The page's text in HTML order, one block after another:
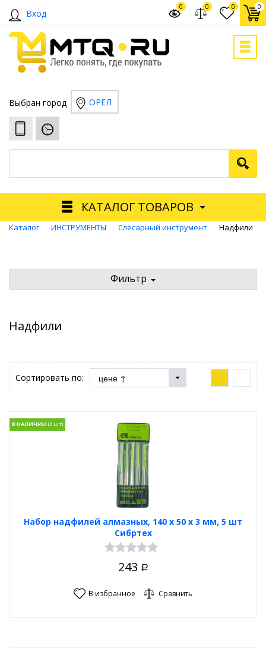
Вход
0 0
0 0
Выбран город ОРЁЛ
КАТАЛОГ ТОВАРОВ
Каталог ИНСТРУМЕНТЫ Слесарный инструмент Надфили
Фильтр
Надфили
Сортировать по:
Набор надфилей алмазных, 140 х 50 х 3 мм, 5 шт
Сибртех
В НАЛИЧИИ
243 Р
В избранное Сравнить